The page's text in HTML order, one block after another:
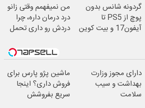
گردونه شانس بدون
پوچ از PS5 تا
آیفون17 و بیت کوین
من نمیفهمم وقتی زانو
درد درمان داره، چرا
دردش رو داری تحمل
دارای مجوز وزارت
بهداشت و سیب
سلامت
ماشین پژو پارس برای
فروش داری؟ اینجا
سریع بفروشش